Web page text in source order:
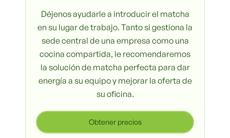
Déjenos ayudarle a introducir el matcha
en su lugar de trabajo. Tanto si gestiona la
sede central de una empresa como una
cocina compartida, le recomendaremos
la solución de matcha perfecta para dar
energía a su equipo y mejorar la oferta de
su oficina.
Obtener precios